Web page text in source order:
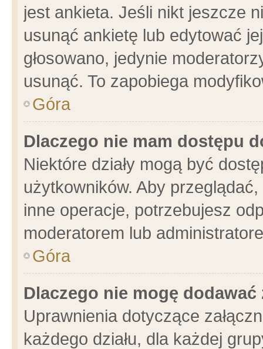
jest ankieta. Jeśli nikt jeszcze
usunąć ankietę lub edytować
głosowano, jedynie
usunąć. To zapobiega
Góra
Dlaczego nie mam dostępu
Niektóre działy mogą być
użytkowników. Aby
inne operacje, potrzebujesz
moderatorem lub
Góra
Dlaczego nie mogę dodawać
Uprawnienia dotyczące
każdego działu, dla każdej